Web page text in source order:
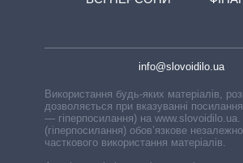
info@slovoidilo.ua
Використання будь-яких матеріалів,
дозволяється при вказуванні
— гіперпосилання) на
(гіперпосилання) обов’язкове
часткового використання матеріалів.